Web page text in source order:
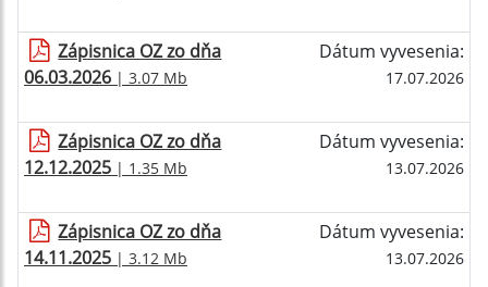
Zápisnica OZ zo dňa
06.03.2026 | 3.07 Mb
Dátum vyvesenia:
17.07.2026
Zápisnica OZ zo dňa
12.12.2025 | 1.35 Mb
Dátum vyvesenia:
13.07.2026
Zápisnica OZ zo dňa
14.11.2025 | 3.12 Mb
Dátum vyvesenia:
13.07.2026